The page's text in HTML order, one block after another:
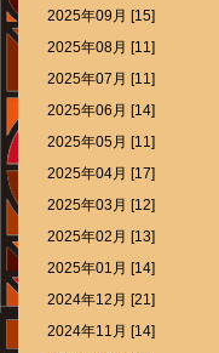
2025年09月 [15]
2025年08月 [11]
2025年07月 [11]
2025年06月 [14]
2025年05月 [11]
2025年04月 [17]
2025年03月 [12]
2025年02月 [13]
2025年01月 [14]
2024年12月 [21]
2024年11月 [14]